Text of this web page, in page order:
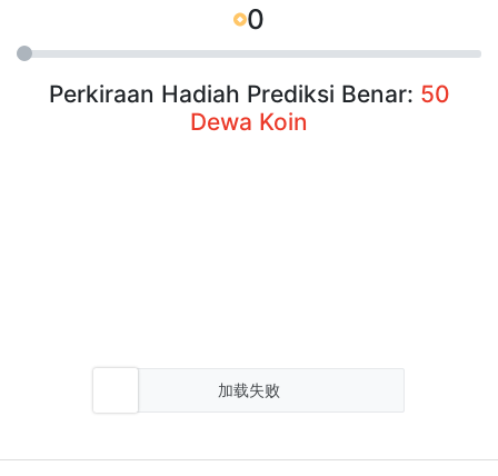
0
Perkiraan Hadiah Prediksi Benar: 50
Dewa Koin
加载失败